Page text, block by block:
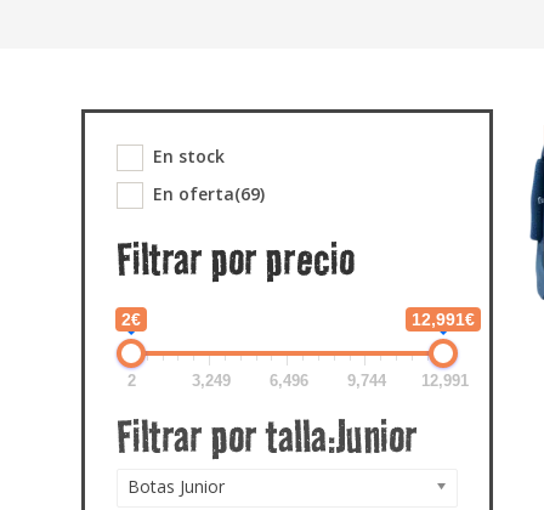
En stock
En oferta(69)
Filtrar por precio
2€ 12,991€
2 3,249 6,496 9,744 12,991
Botas Junior